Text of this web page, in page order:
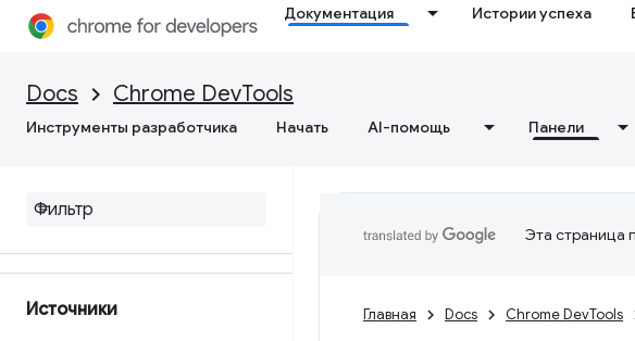
Документация Истории успеха
Docs Chrome DevTools
Инструменты разработчика Начать AI-помощь Панели
режиме реального времени
сообщений
Справочник функций
Источники
Эта страница
Главная Docs Chrome DevTools